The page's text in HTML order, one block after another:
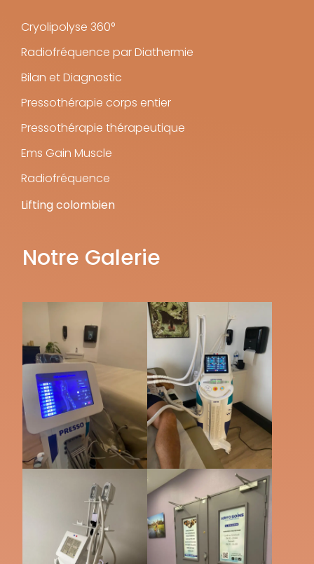
Cryolipolyse 360°
Radiofréquence par Diathermie
Bilan et Diagnostic
Pressothérapie corps entier
Pressothérapie thérapeutique
Ems Gain Muscle
Radiofréquence
Lifting colombien
Notre Galerie